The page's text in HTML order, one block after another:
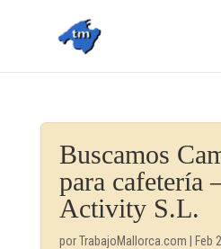
Buscamos
para cafetería
Activity S.L.
porTrabajoMallorca.com Feb